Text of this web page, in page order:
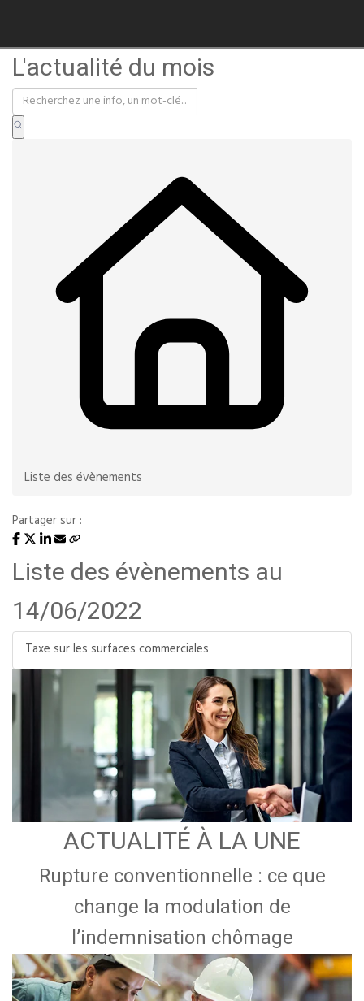
L'actualité du mois
Liste des évènements
Partager sur :
Liste des évènements au
14/06/2022
Taxe sur les surfaces commerciales
ACTUALITÉ À LA UNE
Rupture conventionnelle : ce que
change la modulation de
l’indemnisation chômage